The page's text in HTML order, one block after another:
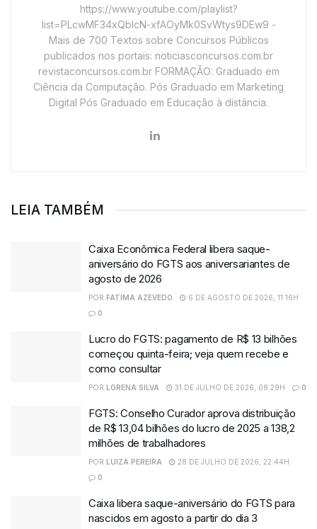
https://www.youtube.com/playlist?
list=PLcwMF34xQbIcN-xfAOyMk0SvWtys9DEw9 -
Mais de 700 Textos sobre Concursos Públicos
publicados nos portais: noticiasconcursos.com.br
revistaconcursos.com.br FORMAÇÃO: Graduado em
Ciência da Computação. Pós Graduado em Marketing
Digital Pós Graduado em Educação à distância.
LEIA TAMBÉM
Caixa Econômica Federal libera saque-
aniversário do FGTS aos aniversariantes de
agosto de 2026
POR FATIMA AZEVEDO
6 DE AGOSTO DE 2026, 11:16H
0
Lucro do FGTS: pagamento de R$ 13 bilhões
começou quinta-feira; veja quem recebe e
como consultar
POR LORENA SILVA 31 DE JULHO DE 2026, 08:29H 0
FGTS: Conselho Curador aprova distribuição
de R$ 13,04 bilhões do lucro de 2025 a 138,2
milhões de trabalhadores
POR LUIZA PEREIRA
28 DE JULHO DE 2026, 22:44H
0
Caixa libera saque-aniversário do FGTS para
nascidos em agosto a partir do dia 3